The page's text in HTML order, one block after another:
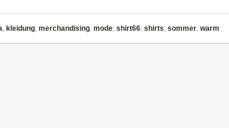
, kleidung, merchandising, mode, shirt66, shirts, sommer, warm